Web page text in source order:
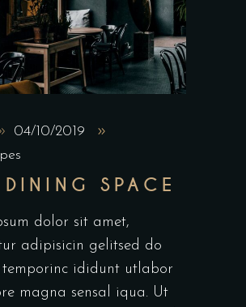
04/10/2019
SPACE
dolor sit amet,
adipisicin gelitsed do
temporinc ididunt utlabor
magna sensal iqua. Ut